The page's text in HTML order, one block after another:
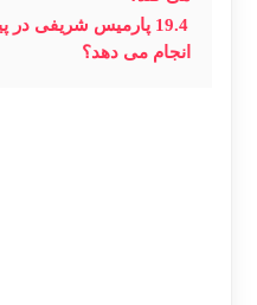
19.4 پارمیس شریفی در
انجام می دهد؟